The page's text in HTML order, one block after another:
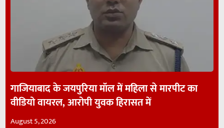
गाजियाबाद के जयपुरिया मॉल में महिला से मारपीट का
वीडियो वायरल, आरोपी युवक हिरासत में
August 5, 2026